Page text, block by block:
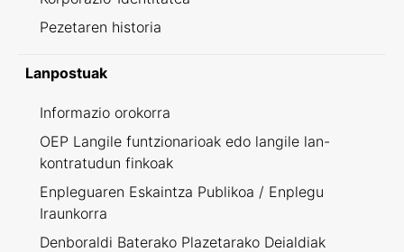
Pezetaren historia
Lanpostuak
Informazio orokorra
OEP Langile funtzionarioak edo langile lan-
kontratudun finkoak
Enpleguaren Eskaintza Publikoa / Enplegu
Iraunkorra
Denboraldi Baterako Plazetarako Deialdiak